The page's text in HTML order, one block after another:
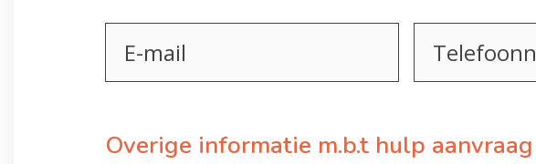
Overige informatie m.b.t hulp aanvraag